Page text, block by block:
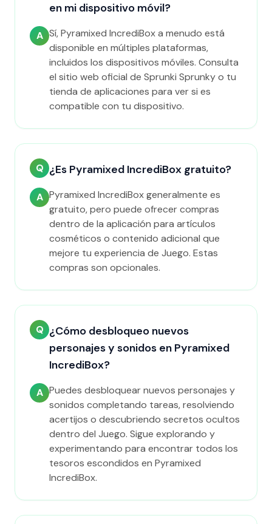
en mi dispositivo móvil?
A Sí, Pyramixed IncrediBox a menudo está
disponible en múltiples plataformas,
incluidos los dispositivos móviles. Consulta
el sitio web oficial de Sprunki Sprunky o tu
tienda de aplicaciones para ver si es
compatible con tu dispositivo.
Q ¿Es Pyramixed IncrediBox gratuito?
A Pyramixed IncrediBox generalmente es
gratuito, pero puede ofrecer compras
dentro de la aplicación para artículos
cosméticos o contenido adicional que
mejore tu experiencia de Juego. Estas
compras son opcionales.
Q ¿Cómo desbloqueo nuevos
personajes y sonidos en Pyramixed
IncrediBox?
A Puedes desbloquear nuevos personajes y
sonidos completando tareas, resolviendo
acertijos o descubriendo secretos ocultos
dentro del Juego. Sigue explorando y
experimentando para encontrar todos los
tesoros escondidos en Pyramixed
IncrediBox.